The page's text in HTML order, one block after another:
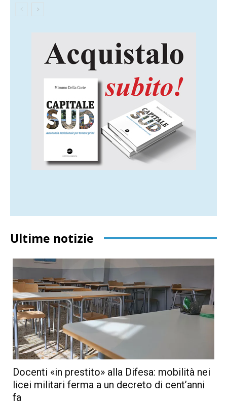
Ultime notizie
Docenti «in prestito» alla Difesa: mobilità nei
licei militari ferma a un decreto di cent’anni
fa